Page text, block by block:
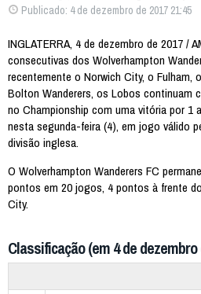
Publicado: 4 de dezembro de 2017 21:45
INGLATERRA, 4 de dezembro de 2017 /
consecutivas dos Wolverhampton
recentemente o Norwich City, o Fulham,
Bolton Wanderers, os Lobos continuam
no Championship com uma vitória por 1
nesta segunda-feira (4), em jogo válido
divisão inglesa.
O Wolverhampton Wanderers FC
pontos em 20 jogos, 4 pontos à frente
City.
Classificação (em 4 de dezembro